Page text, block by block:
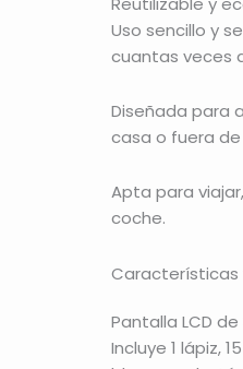
Uso sencillo y
cuantas veces
Diseñada para
casa o fuera de
Apta para
coche.
Características
Pantalla LCD de
Incluye 1 lápiz,